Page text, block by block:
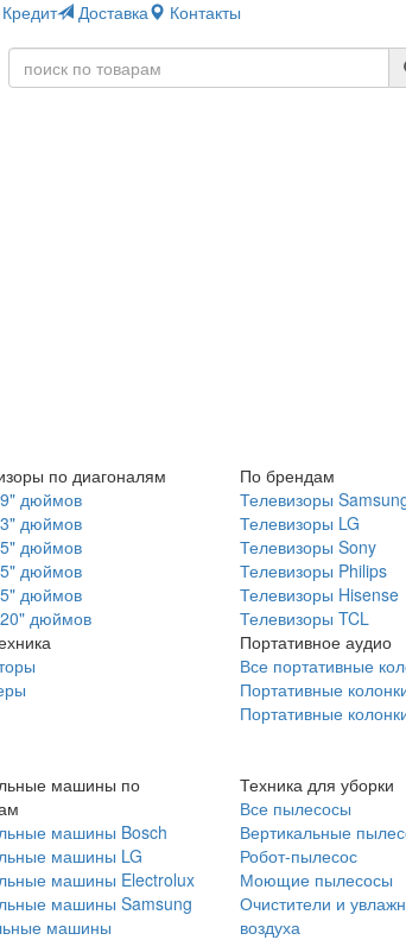
Кредит Доставка
Контакты
по диагоналям
дюймов
дюймов
дюймов
дюймов
дюймов
дюймов
По брендам
Телевизоры
Телевизоры LG
Телевизоры Sony
Телевизоры Philips
Телевизоры Hisense
Телевизоры TCL
Портативное аудио
Все портативные
Портативные
Портативные
машины по
машины Bosch
машины LG
машины Electrolux
машины Samsung
машины
Техника для уборки
Все пылесосы
Вертикальные
Робот-пылесос
Моющие пылесосы
Очистители и
воздуха